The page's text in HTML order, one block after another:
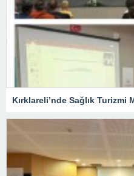
Kırklareli’nde Sağlık Turizmi